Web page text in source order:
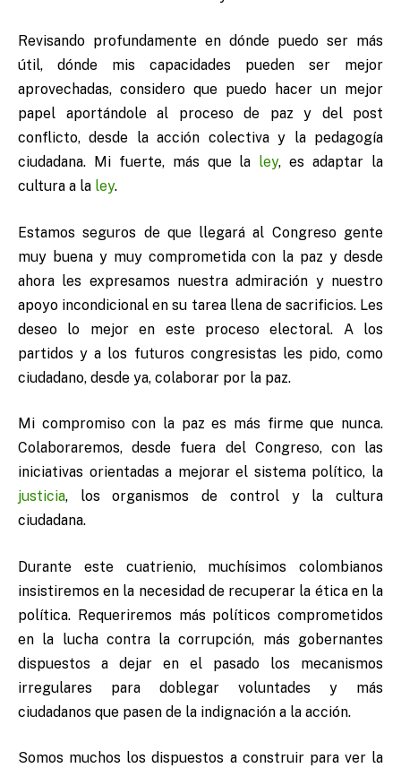
Revisando profundamente en dónde puedo ser más
útil, dónde mis capacidades pueden ser mejor
aprovechadas, considero que puedo hacer un mejor
papel aportándole al proceso de paz y del post
conflicto, desde la acción colectiva y la pedagogía
ciudadana. Mi fuerte, más que la ley, es adaptar la
cultura a la ley.
Estamos seguros de que llegará al Congreso gente
muy buena y muy comprometida con la paz y desde
ahora les expresamos nuestra admiración y nuestro
apoyo incondicional en su tarea llena de sacrificios. Les
deseo lo mejor en este proceso electoral. A los
partidos y a los futuros congresistas les pido, como
ciudadano, desde ya, colaborar por la paz.
Mi compromiso con la paz es más firme que nunca.
Colaboraremos, desde fuera del Congreso, con las
iniciativas orientadas a mejorar el sistema político, la
justicia, los organismos de control y la cultura
ciudadana.
Durante este cuatrienio, muchísimos colombianos
insistiremos en la necesidad de recuperar la ética en la
política. Requeriremos más políticos comprometidos
en la lucha contra la corrupción, más gobernantes
dispuestos a dejar en el pasado los mecanismos
irregulares para doblegar voluntades y más
ciudadanos que pasen de la indignación a la acción.
Somos muchos los dispuestos a construir para ver la